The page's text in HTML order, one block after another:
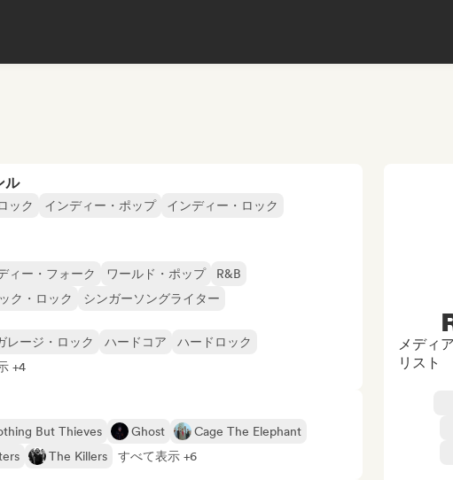
ル
ック インディー・ポップ
インディー・ロック
ィー・フォーク ワールド・ポップ
R&B
ク・ロック
シンガーソングライター
レージ・ロック ハードコア
ハードロック
+4
But Thieves Ghost
Cage The Elephant
The Killers すべて表示 +6
メディ
リスト